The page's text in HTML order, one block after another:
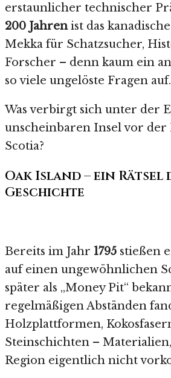
erstaunlicher technischer
200 Jahrenist das kanadische
Mekka für Schatzsucher,
Forscher – denn kaum ein
so viele ungelöste Fragen auf.
Was verbirgt sich unter der
unscheinbaren Insel vor der
Scotia?
Oak Island – ein Rätsel
Geschichte
Bereits im Jahr 1795 stießen
auf einen ungewöhnlichen
später als „Money Pit“
regelmäßigen Abständen
Holzplattformen,
Steinschichten –
Region eigentlich nicht